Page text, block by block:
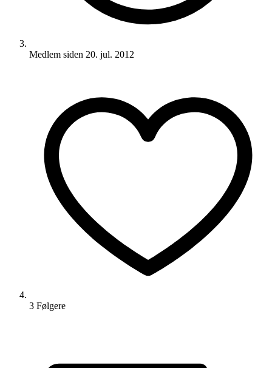
Medlem siden 20. jul. 2012
3 Følgere